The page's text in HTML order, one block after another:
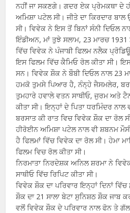
ਨਹੀਂ ਜਾ ਸਕਣਗੇ। ਗਦਰ ਏਕ ਪ੍ਰੇਮਕਥਾ ਦੇ
ਅਮਿਸ਼ਾ ਪਟੇਲ ਸੀ। ਜੀਤੇ ਦਾ ਕਿਰਦਾਰ
ਸੀ। ਵਿਵੇਕ ਨੇ ਇਸ ਤੋਂ ਬਿਨਾਂ ਸੰਨੀ ਦਿਓਲ
ਇੰਡੀਅਨ, ਮਾਂ ਤੁਝੇ ਸਲਾਮ, 23 ਮਾਰਚ 1931
ਵਿੱਚ ਵਿਵੇਕ ਨੇ ਪੰਜਾਬੀ ਫਿਲਮ ਨਲੈਕ
ਇਸ ਫਿਲਮ ਵਿੱਚ ਕੈਮਿਓ ਰੋਲ ਕੀਤਾ ਸੀ।
ਸਨ। ਵਿਵੇਕ ਸ਼ੌਕ ਨੇ ਬੌਬੀ ਦਿਓਲ ਨਾਲ 23
ਹਮਕੋ ਤੁਮਸੇ ਪਿਆਰ ਹੈ, ਨੰਨ੍ਹੇ ਜੈਸਮਲੇਰ,
ਤੁਮਹਾਰੇ ਹਵਾਲੇ ਵਤਨ ਸਾਥੀਓ, ਜੁਰਮ ਅਤੇ
ਕੀਤਾ ਸੀ। ਇਨ੍ਹਾਂ ਦੇ ਪਿਤਾ ਧਰਮਿੰਦਰ
ਬਰਸਾਤ ਕੀ ਰਾਤ ਵਿਚ ਵਿਵੇਕ ਸ਼ੌਕ ਦਾ ਰੋਲ
ਹੀਰੋਈਨ ਅਮਿਸ਼ਾ ਪਟੇਲ ਨਾਲ ਵੀ ਸ਼ਬਨਮ
ਹੈ ਫਿਲਮਾਂ ਵਿੱਚ ਵਿਵੇਕ ਦਾ ਰੋਲ ਸੀ। ਹੇਮਾ
ਫਿਲਮ ਵਿਚ ਰੋਲ ਕੀਤਾ ਸੀ।
ਨਿਰਮਾਤਾ ਨਿਰਦੇਸ਼ਕ ਅਨਿਲ ਸ਼ਰਮਾ ਨੇ
ਸਾਥੀਓ ਵਿੱਚ ਰਿਪਿਟ ਕੀਤਾ ਸੀ।
ਵਿਵੇਕ ਸ਼ੌਕ ਦਾ ਪਰਿਵਾਰ ਇਨ੍ਹਾਂ ਦਿਨਾਂ
ਸ਼ੌਕ ਦਾ 21 ਸਾਲਾ ਬੇਟਾ ਸੁਨਿਸ਼ਠ ਸ਼ੌਕ ਜਾਬ
ਵਲੋਂ ਵਿਵੇਕ ਸ਼ੌਕ ਦੇ ਪਰਿਵਾਰ ਨਾਲ ਫੋਨ ਤੇ